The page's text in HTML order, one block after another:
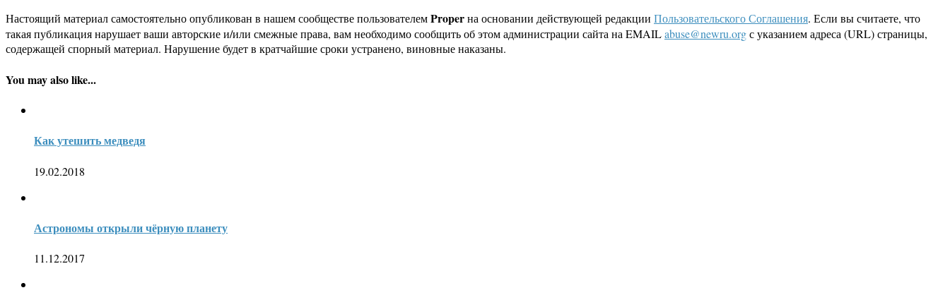
Настоящий материал самостоятельно опубликован в нашем сообществе пользователемProperна основании действующей редакции Пользовательского Соглашения. Если вы считаете, что
такая публикация нарушает ваши авторские и/или смежные права, вам необходимо сообщить об этом администрации сайта на EMAILabuse@newru.orgс указанием адреса (URL) страницы,
содержащей спорный материал. Нарушение будет в кратчайшие сроки устранено, виновные наказаны.
You may also like...
Как утешить медведя
19.02.2018
Астрономы открыли чёрную планету
11.12.2017